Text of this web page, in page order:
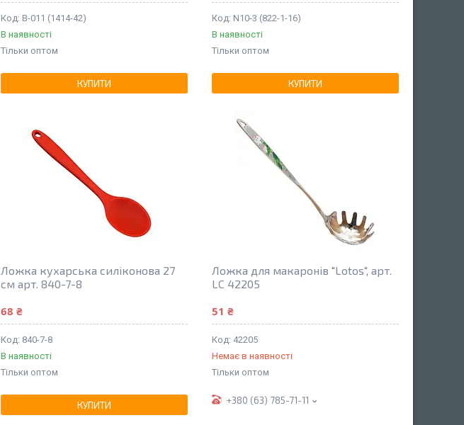
B-011 (1414-42)
В наявності
Тільки оптом
КУПИТИ
N10-3 (822-1-16)
В наявності
Тільки оптом
КУПИТИ
Ложка кухарська силіконова 27
см арт. 840-7-8
68 ₴
840-7-8
В наявності
Тільки оптом
КУПИТИ
Ложка для макаронів "Lotos", арт.
LC 42205
51 ₴
42205
Немає в наявності
Тільки оптом
+380 (63) 785-71-11